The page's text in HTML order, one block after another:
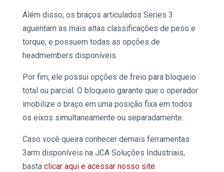
Além disso, os braços articulados Series 3
aguentam as mais altas classificações de peso e
torque, e possuem todas as opções de
headmembers disponíveis.
Por fim, ele possui opções de freio para bloqueio
total ou parcial. O bloqueio garante que o operador
imobilize o braço em uma posição fixa em todos
os eixos simultaneamente ou separadamente.
Caso você queira conhecer demais ferramentas
3arm disponíveis na JCA Soluções Industriais,
basta clicar aqui e acessar nosso site.